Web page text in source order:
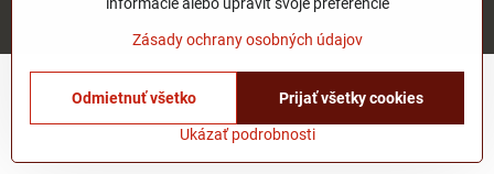
Zásady ochrany osobných údajov
Ukázať podrobnosti
Prijať všetky cookies
Odmietnuť všetko